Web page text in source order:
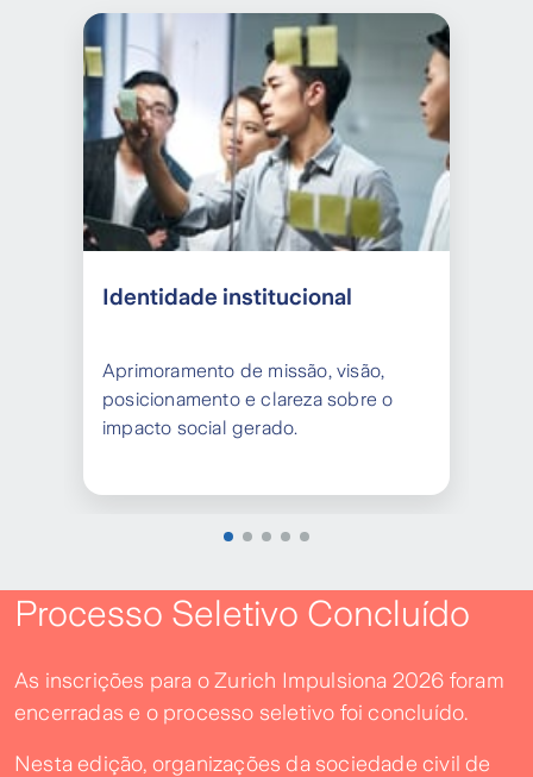
Identidade institucional
Aprimoramento de missão, visão,
posicionamento e clareza sobre o
impacto social gerado.
Processo Seletivo Concluído
As inscrições para o Zurich Impulsiona 2026 foram
encerradas e o processo seletivo foi concluído.
Nesta edição, organizações da sociedade civil de